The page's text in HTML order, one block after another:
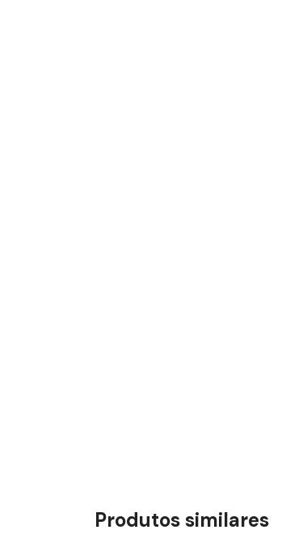
Produtos similares